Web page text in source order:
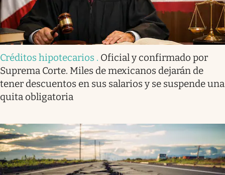
Créditos hipotecarios . Oficial y confirmado por
Suprema Corte. Miles de mexicanos dejarán de
tener descuentos en sus salarios y se suspende una
quita obligatoria